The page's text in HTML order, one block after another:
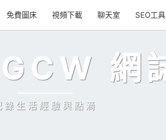
免費圖床 視頻下載 聊天室 SEO工具
網誌